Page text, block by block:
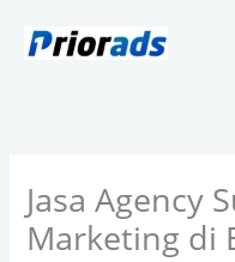
Jasa Agency
Marketing di